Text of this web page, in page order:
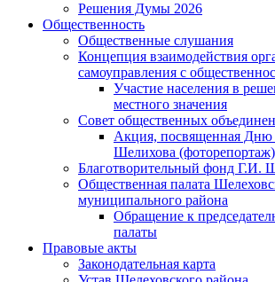
Решения Думы 2026
Общественность
Общественные слушания
Концепция взаимодействия
самоуправления с
Участие населения в
местного значения
Совет общественных
Акция, посвященная Дню
Шелихова (фоторепортаж)
Благотворительный фонд Г.И.
Общественная палата
муниципального района
Обращение к
палаты
Правовые акты
Законодательная карта